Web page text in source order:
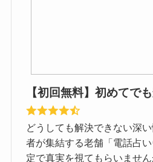
【初回無料】初めてで
どうしても解決できない深
者が集結する老舗「電話占
定で真実を視てもらいません